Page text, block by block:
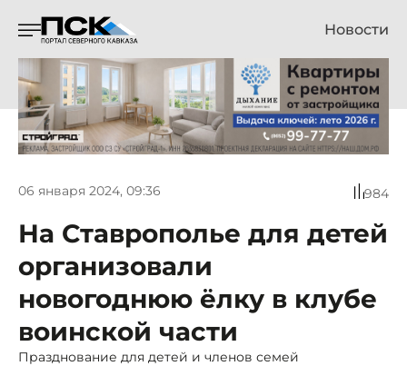
Новости
06 января 2024, 09:36 984
На Ставрополье для детей
организовали
новогоднюю ёлку в клубе
воинской части
Празднование для детей и членов семей